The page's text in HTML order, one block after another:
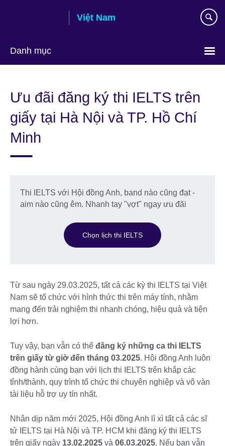
Việt Nam
Danh mục
language
Ưu đãi đăng ký thi IELTS trên
giấy tại Hà Nội và TP. Hồ Chí
Minh
Thi IELTS với Hội đồng Anh, band nào cũng đạt -
aim nào cũng êm. Nhanh tay "vợt" ngay ưu đãi
Chọn lịch thi IELTS
Từ sau ngày 29.03.2025, tất cả các kỳ thi IELTS tại Việt
Nam sẽ tổ chức với hình thức thi trên máy tính, nhằm
mang đến trải nghiệm thi nhanh chóng, hiệu quả và tiện
lợi hơn.
Tuy vậy, bạn vẫn có thể đăng ký những ca thi IELTS
trên giấy từ giờ đến tháng 03.2025. Hội đồng Anh luôn
đồng hành cùng bạn với lịch thi IELTS trên khắp các
tỉnh/thành, quy trình tổ chức thi chuyên nghiệp và vô vàn
tài liệu hỗ trợ uy tín nhất.
Nhân dịp năm mới 2025, Hội đồng Anh lì xì tất cả các sĩ
tử IELTS tại Hà Nội và TP. HCM khi đăng ký thi IELTS
trên giấy ngày 13.02.2025 và 06.03.2025. Nếu bạn vẫn